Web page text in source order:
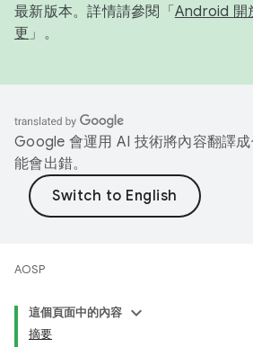
最新版本。詳情請參閱「 Android 開
更 」。
Google 會運用 AI 技術將內容翻譯
能會出錯。
AOSP
這個頁面中的內容
摘要